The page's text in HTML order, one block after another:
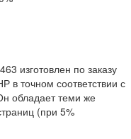
изготовлен по заказу
в точном соответствии с
обладает теми же
(при 5%